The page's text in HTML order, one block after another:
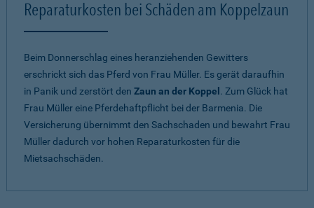
Reparaturkosten bei Schäden am Koppelzaun
Beim Donnerschlag eines heranziehenden Gewitters
erschrickt sich das Pferd von Frau Müller. Es gerät daraufhin
in Panik und zerstört den Zaun an der Koppel . Zum Glück hat
Frau Müller eine Pferdehaftpflicht bei der Barmenia. Die
Versicherung übernimmt den Sachschaden und bewahrt Frau
Müller dadurch vor hohen Reparaturkosten für die
Mietsachschäden.